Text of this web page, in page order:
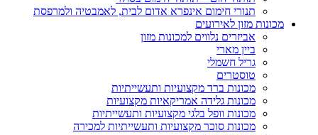
תנורי חימום אינפרא אדום לבית, לאמבטיה ולמרפסת
מכונות מזון לאירועים
אביזרים נלווים למכונות מזון
ביין מארי
גריל חשמלי
טוסטרים
מכונות ברד מקצועיות ותעשייתיות
מכונות גלידה אמריקאיות מקצועיות
מכונות וופל בלגי מקצועיות ותעשייתיות
מכונות סוכר מקצועיות ותעשייתיות למכירה